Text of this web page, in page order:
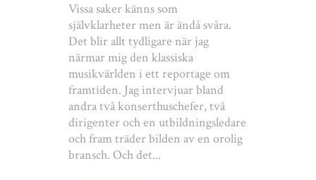
Vissa saker känns som
självklarheter men är ändå svåra.
Det blir allt tydligare när jag
närmar mig den klassiska
musikvärlden i ett reportage om
framtiden. Jag intervjuar bland
andra två konserthuschefer, två
dirigenter och en utbildningsledare
och fram träder bilden av en orolig
bransch. Och det...